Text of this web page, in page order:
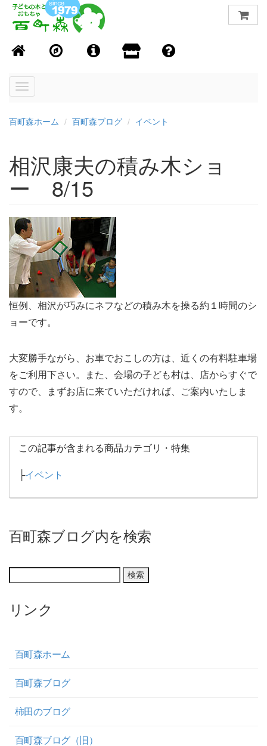
Toggle
百町森ホーム 百町森ブログ イベント
相沢康夫の積み木ショ
ー 8/15
恒例、相沢が巧みにネフなどの積み木を操る約１時間のシ
ョーです。
大変勝手ながら、お車でおこしの方は、近くの有料駐車場
をご利用下さい。また、会場の子ども村は、店からすぐで
すので、まずお店に来ていただければ、ご案内いたしま
す。
この記事が含まれる商品カテゴリ・特集
├イベント
百町森ブログ内を検索
リンク
百町森ホーム
百町森ブログ
柿田のブログ
百町森ブログ（旧）